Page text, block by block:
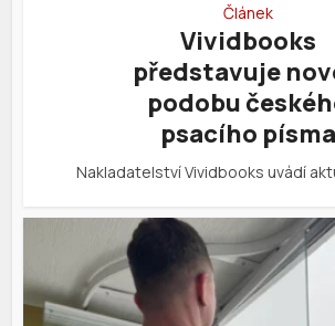
Článek
Vividbooks
představuje
podobu
psacího písma
Nakladatelství Vividbooks uvádí